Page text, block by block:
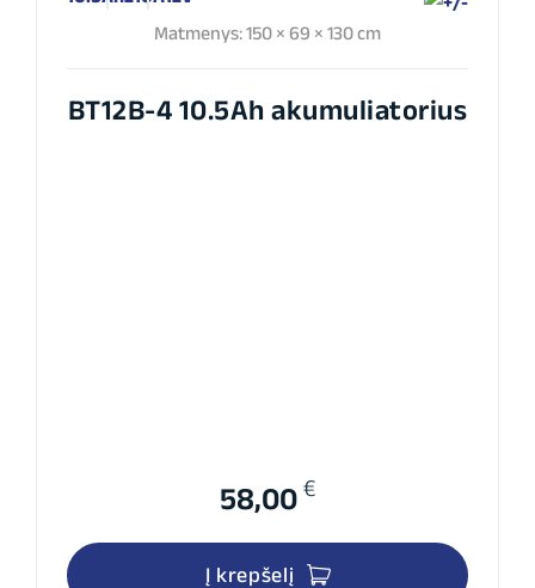
Matmenys: 150 × 69 × 130 cm
BT12B-4 10.5Ah akumuliatorius
58,00 €
Į krepšelį